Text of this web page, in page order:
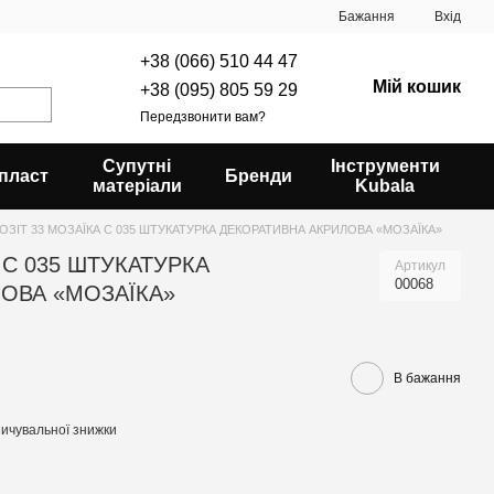
Бажання Вхід
+38 (066) 510 44 47
+38 (095) 805 59 29
Передзвонити вам?
Мій кошик
Супутні
матеріали
Бренди
Інструменти
Kubala
33 МОЗАЇКА С 035 ШТУКАТУРКА ДЕКОРАТИВНА АКРИЛОВА «МОЗАЇКА»
035 ШТУКАТУРКА
«МОЗАЇКА»
Артикул
00068
В бажання
знижки